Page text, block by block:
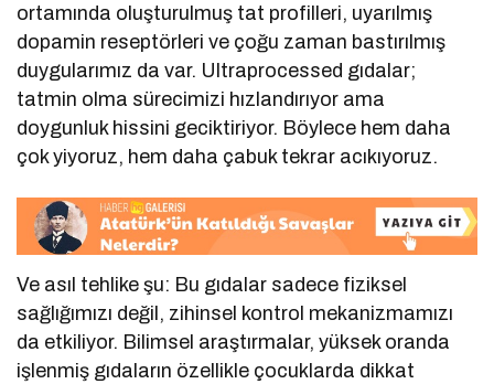
ortamında oluşturulmuş tat profilleri, uyarılmış
dopamin reseptörleri ve çoğu zaman bastırılmış
duygularımız da var. Ultraprocessed gıdalar;
tatmin olma sürecimizi hızlandırıyor ama
doygunluk hissini geciktiriyor. Böylece hem daha
çok yiyoruz, hem daha çabuk tekrar acıkıyoruz.
Ve asıl tehlike şu: Bu gıdalar sadece fiziksel
sağlığımızı değil, zihinsel kontrol mekanizmamızı
da etkiliyor. Bilimsel araştırmalar, yüksek oranda
işlenmiş gıdaların özellikle çocuklarda dikkat